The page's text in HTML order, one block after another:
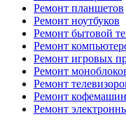
Ремонт планшетов
Ремонт ноутбуков
Ремонт бытовой
Ремонт
Ремонт игровых
Ремонт
Ремонт
Ремонт кофемашин
Ремонт